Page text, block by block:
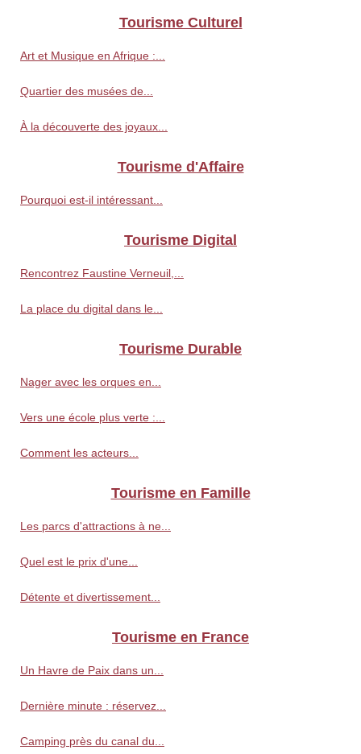
Tourisme Culturel
Art et Musique en Afrique :...
Quartier des musées de...
À la découverte des joyaux...
Tourisme d'Affaire
Pourquoi est-il intéressant...
Tourisme Digital
Rencontrez Faustine Verneuil,...
La place du digital dans le...
Tourisme Durable
Nager avec les orques en...
Vers une école plus verte :...
Comment les acteurs...
Tourisme en Famille
Les parcs d'attractions à ne...
Quel est le prix d'une...
Détente et divertissement...
Tourisme en France
Un Havre de Paix dans un...
Dernière minute : réservez...
Camping près du canal du...